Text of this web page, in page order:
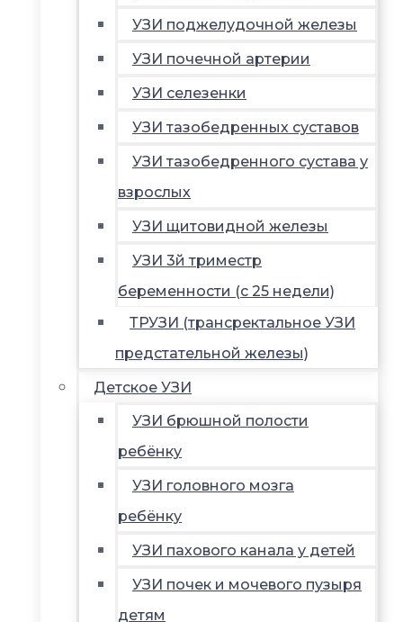
УЗИ поджелудочной железы
УЗИ почечной артерии
УЗИ селезенки
УЗИ тазобедренных суставов
УЗИ тазобедренного сустава у
взрослых
УЗИ щитовидной железы
УЗИ 3й триместр
беременности (с 25 недели)
ТРУЗИ (трансректальное УЗИ
предстательной железы)
Детское УЗИ
УЗИ брюшной полости
ребёнку
УЗИ головного мозга
ребёнку
УЗИ пахового канала у детей
УЗИ почек и мочевого пузыря
детям